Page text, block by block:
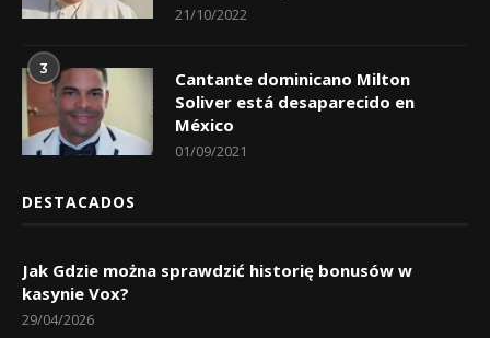
21/10/2022
3
Cantante dominicano Milton
Soliver está desaparecido en
México
01/09/2021
DESTACADOS
Jak Gdzie można sprawdzić historię bonusów w
kasynie Vox?
29/04/2026